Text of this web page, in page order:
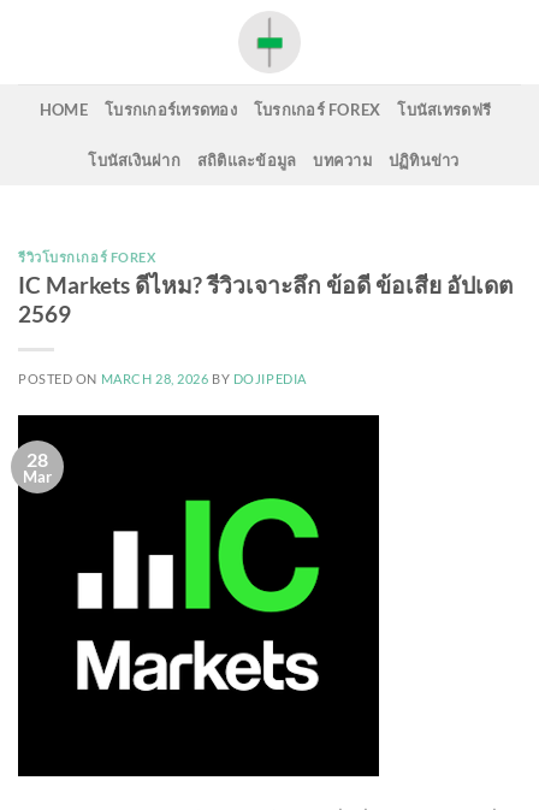
HOME โบรกเกอร์เทรดทอง โบรกเกอร์ FOREX โบนัสเทรดฟรี
โบนัสเงินฝาก สถิติและข้อมูล บทความ ปฏิทินข่าว
รีวิวโบรกเกอร์ FOREX
IC Markets ดีไหม? รีวิวเจาะลึก ข้อดี ข้อเสีย อัปเดต
2569
POSTED ON MARCH 28, 2026 BY DOJIPEDIA
28
Mar